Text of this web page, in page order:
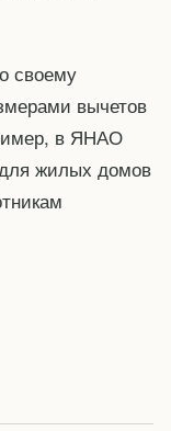
своему
вычетов
в ЯНАО
жилых домов